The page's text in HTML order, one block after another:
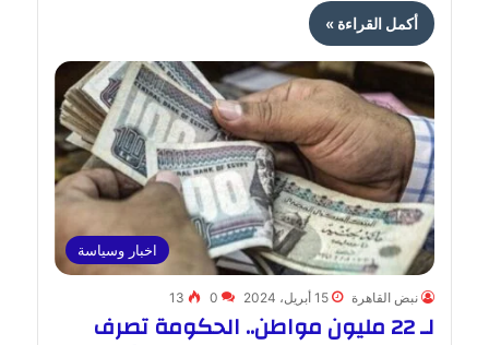
أكمل القراءة »
اخبار وسياسة
نبض القاهرة 15 أبريل، 2024 0
13
لـ 22 مليون مواطن.. الحكومة تصرف